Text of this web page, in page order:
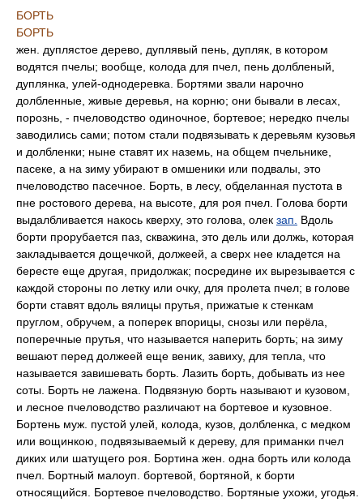
БОРТЬ
БОРТЬ
жен. дуплястое дерево, дуплявый пень, дупляк, в котором
водятся пчелы; вообще, колода для пчел, пень долбленый,
дуплянка, улей-однодеревка. Бортями звали нарочно
долбленные, живые деревья, на корню; они бывали в лесах,
порознь, - пчеловодство одиночное, бортевое; нередко пчелы
заводились сами; потом стали подвязывать к деревьям кузовья
и долбленки; ныне ставят их наземь, на общем пчельнике,
пасеке, а на зиму убирают в омшеники или подвалы, это
пчеловодство пасечное. Борть, в лесу, обделанная пустота в
пне ростового дерева, на высоте, для роя пчел. Голова борти
выдалбливается накось кверху, это голова, олек зап.
Вдоль
борти прорубается паз, скважина, это дель или должь, которая
закладывается дощечкой, должеей, а сверх нее кладется на
бересте еще другая, придолжак; посредине их вырезывается с
каждой стороны по летку или очку, для пролета пчел; в голове
борти ставят вдоль вялицы прутья, прижатые к стенкам
пруглом, обручем, а поперек впорицы, снозы или перёла,
поперечные прутья, что называется наперить борть; на зиму
вешают перед должеей еще веник, завиху, для тепла, что
называется завишевать борть. Лазить борть, добывать из нее
соты. Борть не лажена. Подвязную борть называют и кузовом,
и лесное пчеловодство различают на бортевое и кузовное.
Бортень муж. пустой улей, колода, кузов, долбленка, с медком
или вощинкою, подвязываемый к дереву, для приманки пчел
диких или шатущего роя. Бортина жен. одна борть или колода
пчел. Бортный малоуп. бортевой, бортяной, к борти
относящийся. Бортевое пчеловодство. Бортяные ухожи, угодья.